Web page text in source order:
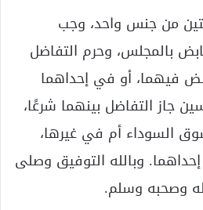
من جنس واحد، وجب
بالمجلس، وحرم التفاضل
فيهما، أو في إحداهما
جاز التفاضل بينهما شرعًا،
السوداء أم في غيرها،
وبالله التوفيق وصلى
وصحبه وسلم.